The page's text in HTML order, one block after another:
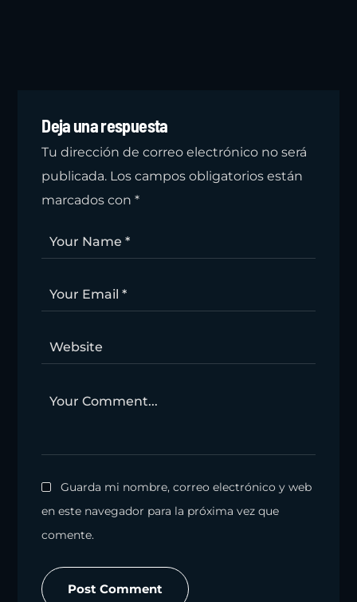
Deja una respuesta
Tu dirección de correo electrónico no será
publicada. Los campos obligatorios están
marcados con*
Guarda mi nombre, correo electrónico y web
en este navegador para la próxima vez que
comente.
Post Comment